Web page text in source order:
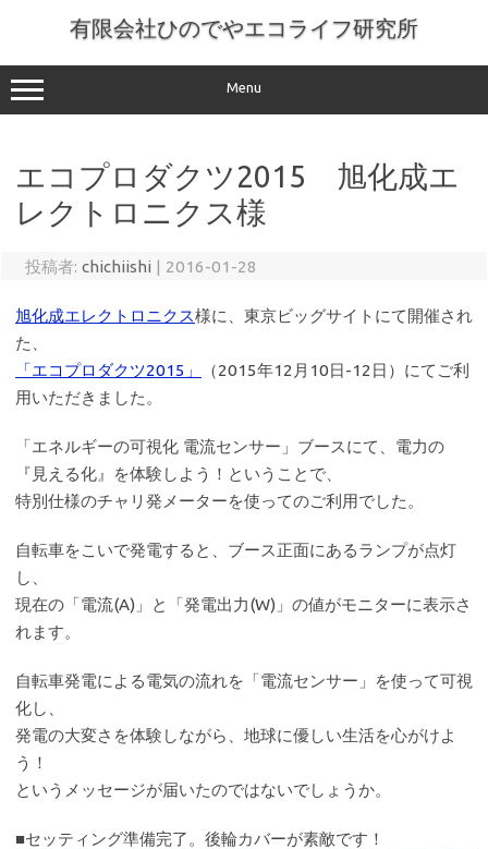
へ
ス
有限会社ひのでやエコライフ研究所
Menu
エコプロダクツ2015 旭化成エ
レクトロニクス様
投稿者: chichiishi | 2016-01-28
旭化成エレクトロニクス様に、東京ビッグサイトにて開催され
た、
「エコプロダクツ2015」
（2015年12月10日-12日）にてご利
用いただきました。
「エネルギーの可視化 電流センサー」ブースにて、電力の
『見える化』を体験しよう！ということで、
特別仕様のチャリ発メーターを使ってのご利用でした。
自転車をこいで発電すると、ブース正面にあるランプが点灯
し、
現在の「電流(A)」と「発電出力(W)」の値がモニターに表示さ
れます。
自転車発電による電気の流れを「電流センサー」を使って可視
化し、
発電の大変さを体験しながら、地球に優しい生活を心がけよ
う！
というメッセージが届いたのではないでしょうか。
■セッティング準備完了。後輪カバーが素敵です！